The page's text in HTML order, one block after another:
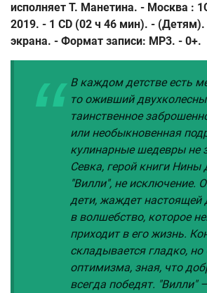
исполняет Т. Манетина. - Москва :
2019. - 1 CD (02 ч 46 мин). - (Детям).
экрана. - Формат записи: МР3. - 0+.
В каждом детстве есть
то оживший
таинственное
или необыкновенная
кулинарные шедевры не
Севка, герой книги
"Вилли", не исключение.
дети, жаждет настоящей
в волшебство, которое
приходит в его жизнь.
складывается гладко, но
оптимизма, зная, что
всегда победят. "Вилли"